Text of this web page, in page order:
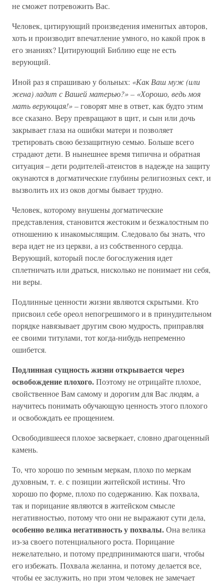
не сможет потревожить Вас.
Человек, цитирующий произведения именитых авторов,
хоть и производит впечатление умного, но какой прок в
его знаниях? Цитирующий Библию еще не есть
верующий.
Иной раз я спрашиваю у больных: «Как Ваш муж (или
жена) ладит с Вашей матерью?» – «Хорошо, ведь моя
мать верующая!» –говорят мне в ответ, как будто этим
все сказано. Веру превращают в щит, и сын или дочь
закрывает глаза на ошибки матери и позволяет
третировать свою беззащитную семью. Больше всего
страдают дети. В нынешнее время типична и обратная
ситуация – дети родителей-атеистов в надежде на защиту
окунаются в догматические глубины религиозных сект, и
вызволить их из оков догмы бывает трудно.
Человек, которому внушены догматические
представления, становится жестоким и безжалостным по
отношению к инакомыслящим. Следовало бы знать, что
вера идет не из церкви, а из собственного сердца.
Верующий, который после богослужения идет
сплетничать или драться, нисколько не понимает ни себя,
ни веры.
Подлинные ценности жизни являются скрытыми. Кто
присвоил себе ореол непогрешимого и в принудительном
порядке навязывает другим свою мудрость, приправляя
ее своими титулами, тот когда-нибудь непременно
ошибется.
Подлинная сущность жизни открывается через
освобождение плохого.Поэтому не отрицайте плохое,
свойственное Вам самому и дорогим для Вас людям, а
научитесь понимать обучающую ценность этого плохого
и освобождать ее прощением.
Освободившееся плохое засверкает, словно драгоценный
камень.
То, что хорошо по земным меркам, плохо по меркам
духовным, т. е. с позиции житейской истины. Что
хорошо по форме, плохо по содержанию. Как похвала,
так и порицание являются в житейском смысле
негативностью, потому что они не выражают сути дела,
особенно велика негативность у похвалы.Она велика
из-за своего потенциального роста. Порицание
нежелательно, и потому предпринимаются шаги, чтобы
его избежать. Похвала желанна, и потому делается все,
чтобы ее заслужить, но при этом человек не замечает